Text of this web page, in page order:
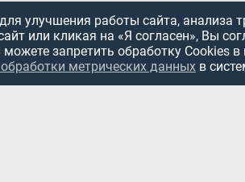
улучшения работы сайта, анализа
или кликая на «Я согласен», Вы
запретить обработку Cookies
метрических данных в